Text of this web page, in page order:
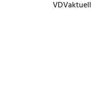
VDVaktuell